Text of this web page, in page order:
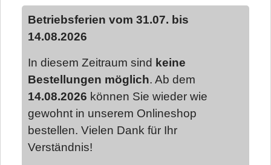
Betriebsferien vom 31.07. bis
14.08.2026
In diesem Zeitraum sind keine
Bestellungen möglich. Ab dem
14.08.2026 können Sie wieder wie
gewohnt in unserem Onlineshop
bestellen. Vielen Dank für Ihr
Verständnis!